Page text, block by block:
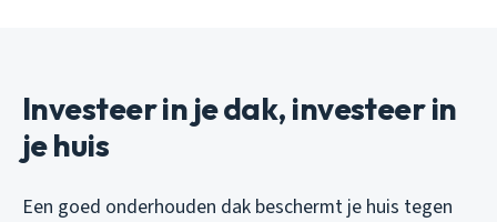
Investeer in je dak, investeer in
je huis
Een goed onderhouden dak beschermt je huis tegen